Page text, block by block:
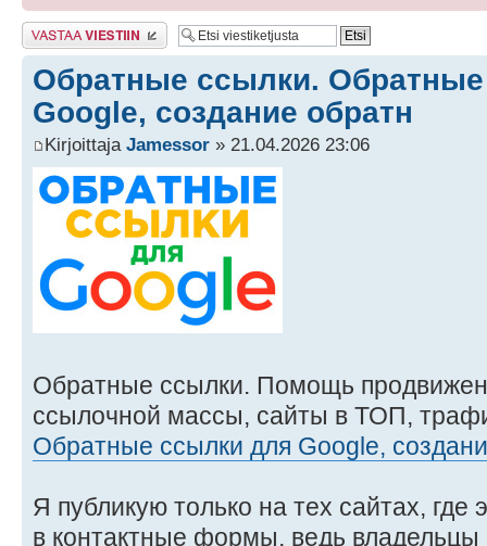
Lähetä vastaus
Обратные ссылки.
Google, создание обратн
Kirjoittaja Jamessor » 21.04.2026 23:06
Обратные ссылки. Помощь
ссылочной массы, сайты в ТОП,
Обратные ссылки для Google,
Я публикую только на тех сайтах, где
в контактные формы, ведь владельцы